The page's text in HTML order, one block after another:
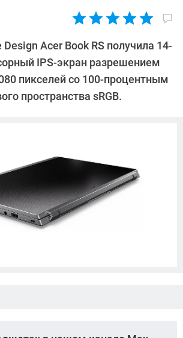
Acer Book RS получила 14-
IPS-экран разрешением
пикселей со 100-процентным
пространства sRGB.